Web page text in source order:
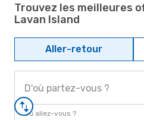
Trouvez les meilleures
Lavan Island
Aller-retour
D'où partez-vous ?
Où allez-vous ?